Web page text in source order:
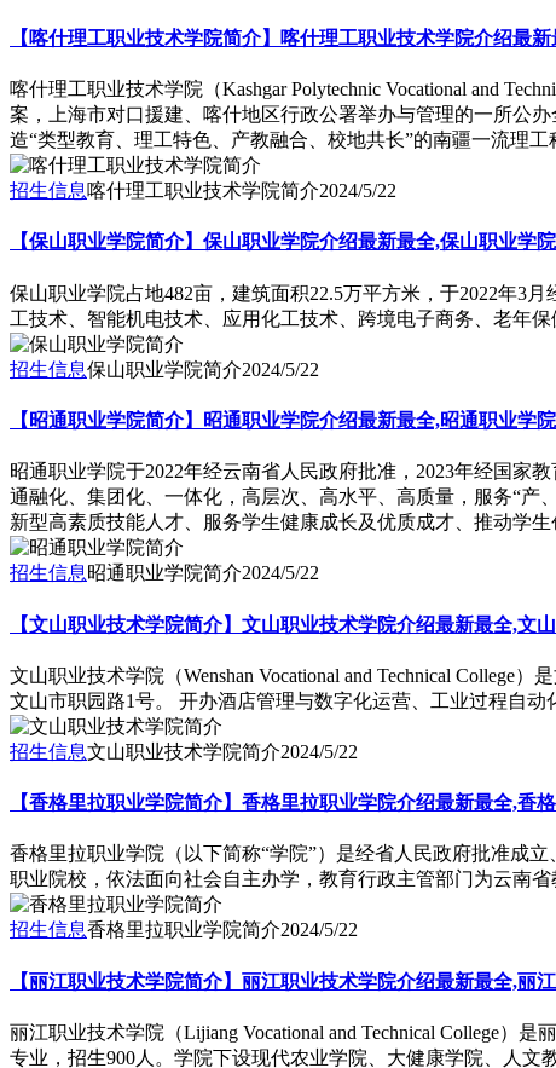
【喀什理工职业技术学院简介】喀什理工职业技术学院介绍最
喀什理工职业技术学院（Kashgar Polytechnic Vocational and
案，上海市对口援建、喀什地区行政公署举办与管理的一所公
造“类型教育、理工特色、产教融合、校地共长”的南疆一流理工
招生信息喀什理工职业技术学院简介2024/5/22
【保山职业学院简介】保山职业学院介绍最新最全,保山职业学
保山职业学院占地482亩，建筑面积22.5万平方米，于2022年3
工技术、智能机电技术、应用化工技术、跨境电子商务、老年保
招生信息保山职业学院简介2024/5/22
【昭通职业学院简介】昭通职业学院介绍最新最全,昭通职业学
昭通职业学院于2022年经云南省人民政府批准，2023年经国家
通融化、集团化、一体化，高层次、高水平、高质量，服务“产
新型高素质技能人才、服务学生健康成长及优质成才、推动学
招生信息昭通职业学院简介2024/5/22
【文山职业技术学院简介】文山职业技术学院介绍最新最全,
文山职业技术学院（Wenshan Vocational and Technical
文山市职园路1号。 开办酒店管理与数字化运营、工业过程自动
招生信息文山职业技术学院简介2024/5/22
【香格里拉职业学院简介】香格里拉职业学院介绍最新最全,
香格里拉职业学院（以下简称“学院”）是经省人民政府批准成
职业院校，依法面向社会自主办学，教育行政主管部门为云南
招生信息香格里拉职业学院简介2024/5/22
【丽江职业技术学院简介】丽江职业技术学院介绍最新最全,
丽江职业技术学院（Lijiang Vocational and Technical College）
专业，招生900人。学院下设现代农业学院、大健康学院、人